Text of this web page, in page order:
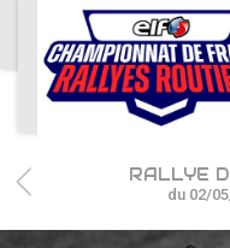
ACCUEIL
ACTUS
CALENDRIER
CHAMPIONNAT
RALLYE
du 02/